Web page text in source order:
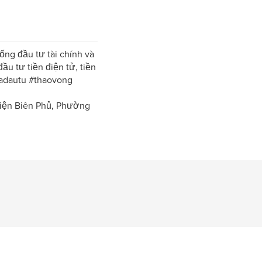
đầu tư tài chính và
tư tiền điện tử, tiền
#thaovong
Biên Phủ, Phường